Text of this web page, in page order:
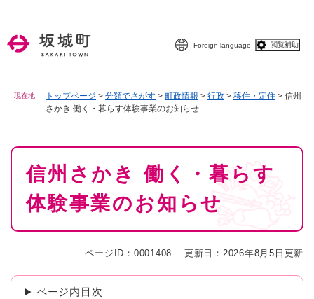
Foreign language 閲覧補助
現在地 トップページ > 分類でさがす > 町政情報 > 行政 > 移住・定住 > 信州
さかき 働く・暮らす体験事業のお知らせ
本
信州さかき 働く・暮らす
体験事業のお知らせ
ページID：0001408 更新日：2026年8月5日更新
ページ内目次